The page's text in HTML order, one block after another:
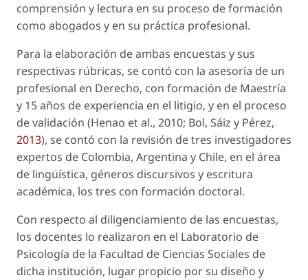
comprensión y lectura en su proceso de formación
como abogados y en su práctica profesional.
Para la elaboración de ambas encuestas y sus
respectivas rúbricas, se contó con la asesoría de un
profesional en Derecho, con formación de Maestría
y 15 años de experiencia en el litigio, y en el proceso
de validación (Henao et al., 2010; Bol, Sáiz y Pérez,
2013), se contó con la revisión de tres investigadores
expertos de Colombia, Argentina y Chile, en el área
de lingüística, géneros discursivos y escritura
académica, los tres con formación doctoral.
Con respecto al diligenciamiento de las encuestas,
los docentes lo realizaron en el Laboratorio de
Psicología de la Facultad de Ciencias Sociales de
dicha institución, lugar propicio por su diseño y